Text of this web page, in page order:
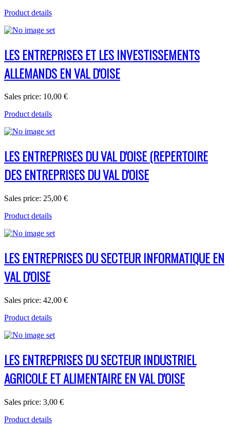
Product details
LES ENTREPRISES ET LES INVESTISSEMENTS
ALLEMANDS EN VAL D'OISE
Sales price: 10,00 €
Product details
LES ENTREPRISES DU VAL D'OISE (REPERTOIRE
DES ENTREPRISES DU VAL D'OISE
Sales price: 25,00 €
Product details
LES ENTREPRISES DU SECTEUR INFORMATIQUE EN
VAL D'OISE
Sales price: 42,00 €
Product details
LES ENTREPRISES DU SECTEUR INDUSTRIEL
AGRICOLE ET ALIMENTAIRE EN VAL D'OISE
Sales price: 3,00 €
Product details